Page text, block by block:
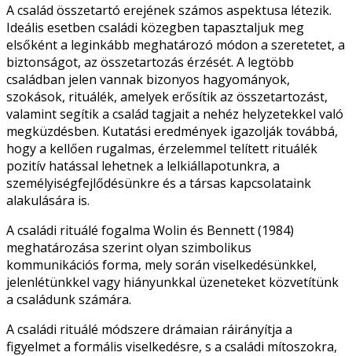
A család összetartó erejének számos aspektusa létezik.
Ideális esetben családi közegben tapasztaljuk meg
elsőként a leginkább meghatározó módon a szeretetet, a
biztonságot, az összetartozás érzését. A legtöbb
családban jelen vannak bizonyos hagyományok,
szokások, rituálék, amelyek erősítik az összetartozást,
valamint segítik a család tagjait a nehéz helyzetekkel való
megküzdésben. Kutatási eredmények igazolják továbbá,
hogy a kellően rugalmas, érzelemmel telített rituálék
pozitív hatással lehetnek a lelkiállapotunkra, a
személyiségfejlődésünkre és a társas kapcsolataink
alakulására is.
A családi rituálé fogalma Wolin és Bennett (1984)
meghatározása szerint olyan szimbolikus
kommunikációs forma, mely során viselkedésünkkel,
jelenlétünkkel vagy hiányunkkal üzeneteket közvetítünk
a családunk számára.
A családi rituálé módszere drámaian ráirányítja a
figyelmet a formális viselkedésre, s a családi mítoszokra,